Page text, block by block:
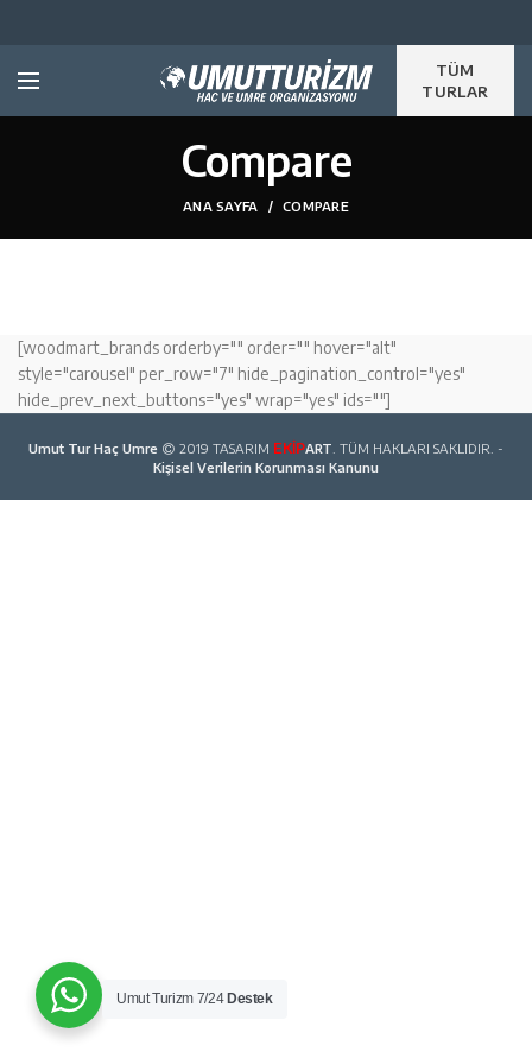
TÜM
TURLAR
Compare
ANA SAYFA COMPARE
[woodmart_brands orderby="" order="" hover="alt"
style="carousel" per_row="7" hide_pagination_control="yes"
hide_prev_next_buttons="yes" wrap="yes" ids=""]
Umut Tur Haç Umre 2019 TASARIM EKİPART . TÜM HAKLARI SAKLIDIR. -
Kişisel Verilerin Korunması Kanunu
Umut Turizm 7/24 Destek